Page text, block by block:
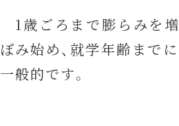
1歳ごろまで膨らみを
ぼみ始め、就学年齢まで
一般的です。